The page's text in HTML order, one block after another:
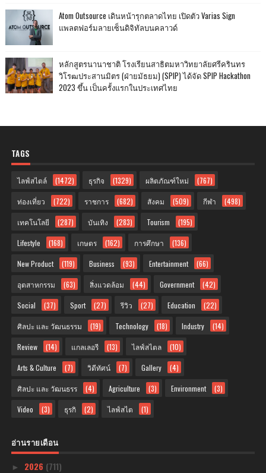
Atom Outsource เดินหน้ารุกตลาดไทย เปิดตัว Varias Sign
แพลตฟอร์มลายเซ็นดิจิทัลบนคลาวด์
หลักสูตรนานาชาติ โรงเรียนสาธิตมหาวิทยาลัยศรีครินทร
วิโรฒประสานมิตร (ฝ่ายมัธยม) (SPIP) ได้จัด SPIP Hackathon
2023 ขึ้น เป็นครั้งแรกในประเทศไทย
TAGS
ไลฟ์สไตล์ (1472) ธุรกิจ (1329) ผลิตภัณฑ์ใหม่ (767)
ท่องเที่ยว (722) ราชการ (682) สังคม (509) กีฬา (498)
เทคโนโลยี (287) บันเทิง (283) Tourism (195)
Lifestyle (168) เกษตร (162) การศึกษา (136)
New Product (119) Business (93) Entertainment (66)
อุตสาหกรรม (63) สิ่งแวดล้อม (44) Government (42)
Social (37) Sport (27) รีวิว (27) Education (22)
ศิลปะ และ วัฒนธรรม (19) Technology (18) Industry (14)
Review (14) แกลเลอรี (13) ไลฟ์สไตล (10)
Arts & Culture (7) วิดีทัศน์ (7) Gallery (4)
ศิลปะ และ วัฒนธรร (4) Agriculture (3) Environment (3)
Video (3) ธุรกิ (2) ไลฟ์สไต (1)
อ่านรายเดือน
► 2026 (711)